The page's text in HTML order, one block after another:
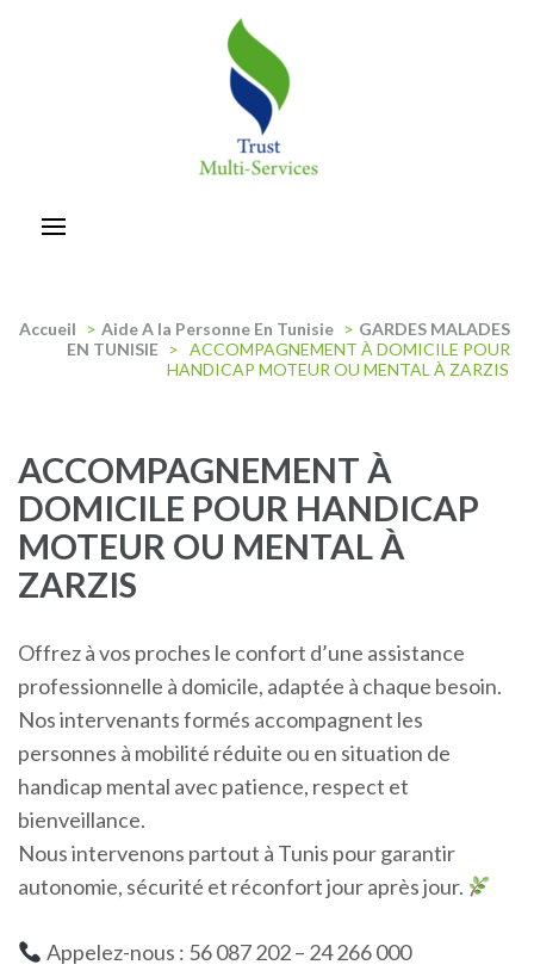
Accueil > Aide A la Personne En Tunisie > GARDES MALADES
EN TUNISIE > ACCOMPAGNEMENT À DOMICILE POUR
HANDICAP MOTEUR OU MENTAL À ZARZIS
ACCOMPAGNEMENT À
DOMICILE POUR HANDICAP
MOTEUR OU MENTAL À
ZARZIS
Offrez à vos proches le confort d’une assistance
professionnelle à domicile, adaptée à chaque besoin.
Nos intervenants formés accompagnent les
personnes à mobilité réduite ou en situation de
handicap mental avec patience, respect et
bienveillance.
Nous intervenons partout à Tunis pour garantir
autonomie, sécurité et réconfort jour après jour.
Appelez-nous : 56 087 202 – 24 266 000